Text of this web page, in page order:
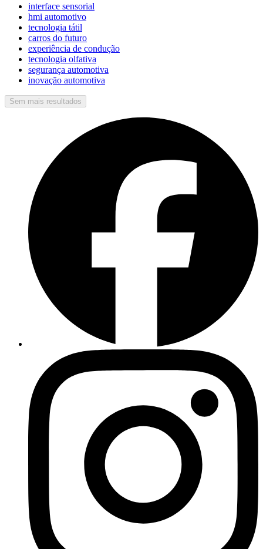
interface sensorial
hmi automotivo
tecnologia tátil
carros do futuro
experiência de condução
tecnologia olfativa
segurança automotiva
inovação automotiva
Sem mais resultados